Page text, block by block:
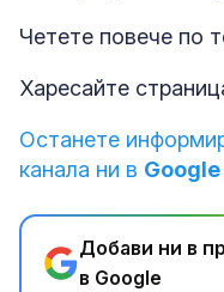
Четете повече по
Харесайте
Останете
канала ни в
Добави ни в
в Google